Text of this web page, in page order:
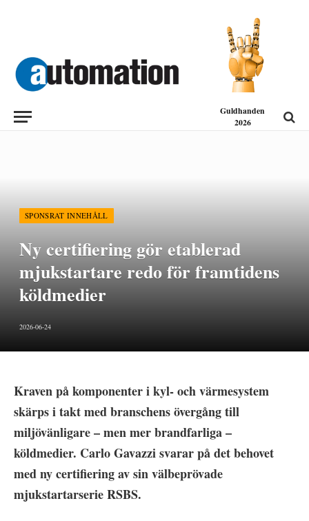
Guldhanden
2026
SPONSRAT INNEHÅLL
Ny certifiering gör etablerad
mjukstartare redo för framtidens
köldmedier
2026-06-24
Kraven på komponenter i kyl- och värmesystem
skärps i takt med branschens övergång till
miljövänligare – men mer brandfarliga –
köldmedier. Carlo Gavazzi svarar på det behovet
med ny certifiering av sin välbeprövade
mjukstartarserie RSBS.